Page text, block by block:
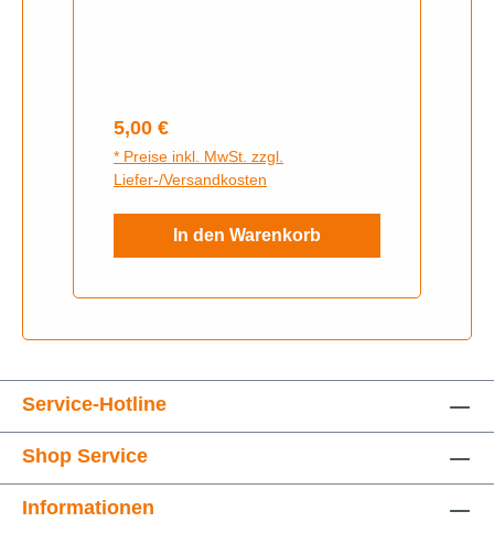
Regulärer Preis:
5,00 €
* Preise inkl. MwSt. zzgl.
Liefer-/Versandkosten
In den Warenkorb
Service-Hotline
Shop Service
Informationen